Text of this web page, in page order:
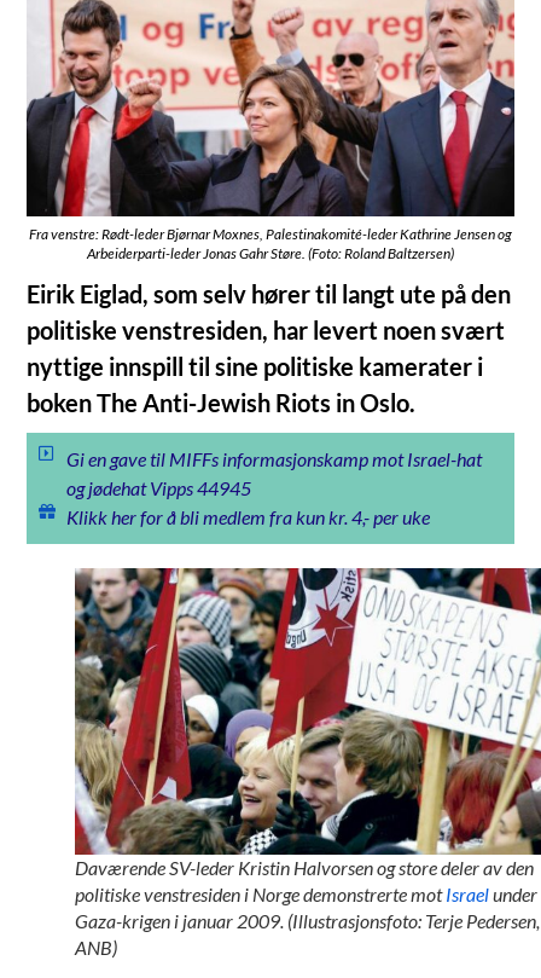
Fra venstre: Rødt-leder Bjørnar Moxnes, Palestinakomité-leder Kathrine Jensen og
Arbeiderparti-leder Jonas Gahr Støre. (Foto: Roland Baltzersen)
Eirik Eiglad, som selv hører til langt ute på den
politiske venstresiden, har levert noen svært
nyttige innspill til sine politiske kamerater i
boken The Anti-Jewish Riots in Oslo.
Gi en gave til MIFFs informasjonskamp mot Israel-hat
og jødehat Vipps 44945
Klikk her for å bli medlem fra kun kr. 4,- per uke
Daværende SV-leder Kristin Halvorsen og store deler av den
politiske venstresiden i Norge demonstrerte motIsraelunder
Gaza-krigen i januar 2009. (Illustrasjonsfoto: Terje Pedersen,
ANB)